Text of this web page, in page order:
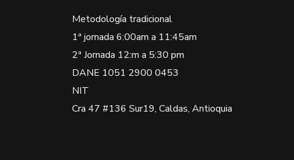
Metodología tradicional
1ª jornada 6:00am a 11:45am
2ª Jornada 12:m a 5:30 pm
DANE 1051 2900 0453
NIT
Cra 47 #136 Sur19, Caldas, Antioquia